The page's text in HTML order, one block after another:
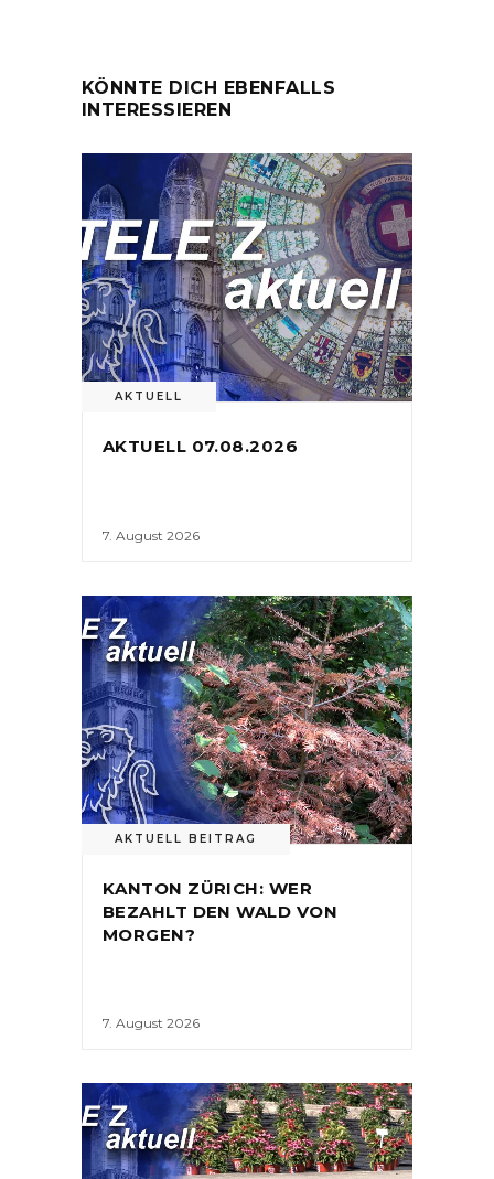
KÖNNTE DICH EBENFALLS
INTERESSIEREN
AKTUELL
AKTUELL 07.08.2026
7. August 2026
AKTUELL BEITRAG
KANTON ZÜRICH: WER
BEZAHLT DEN WALD VON
MORGEN?
7. August 2026